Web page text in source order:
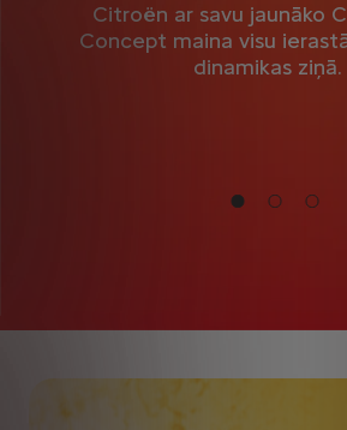
Citroën ar savu jaunāko
Concept maina visu
dinamikas ziņā.